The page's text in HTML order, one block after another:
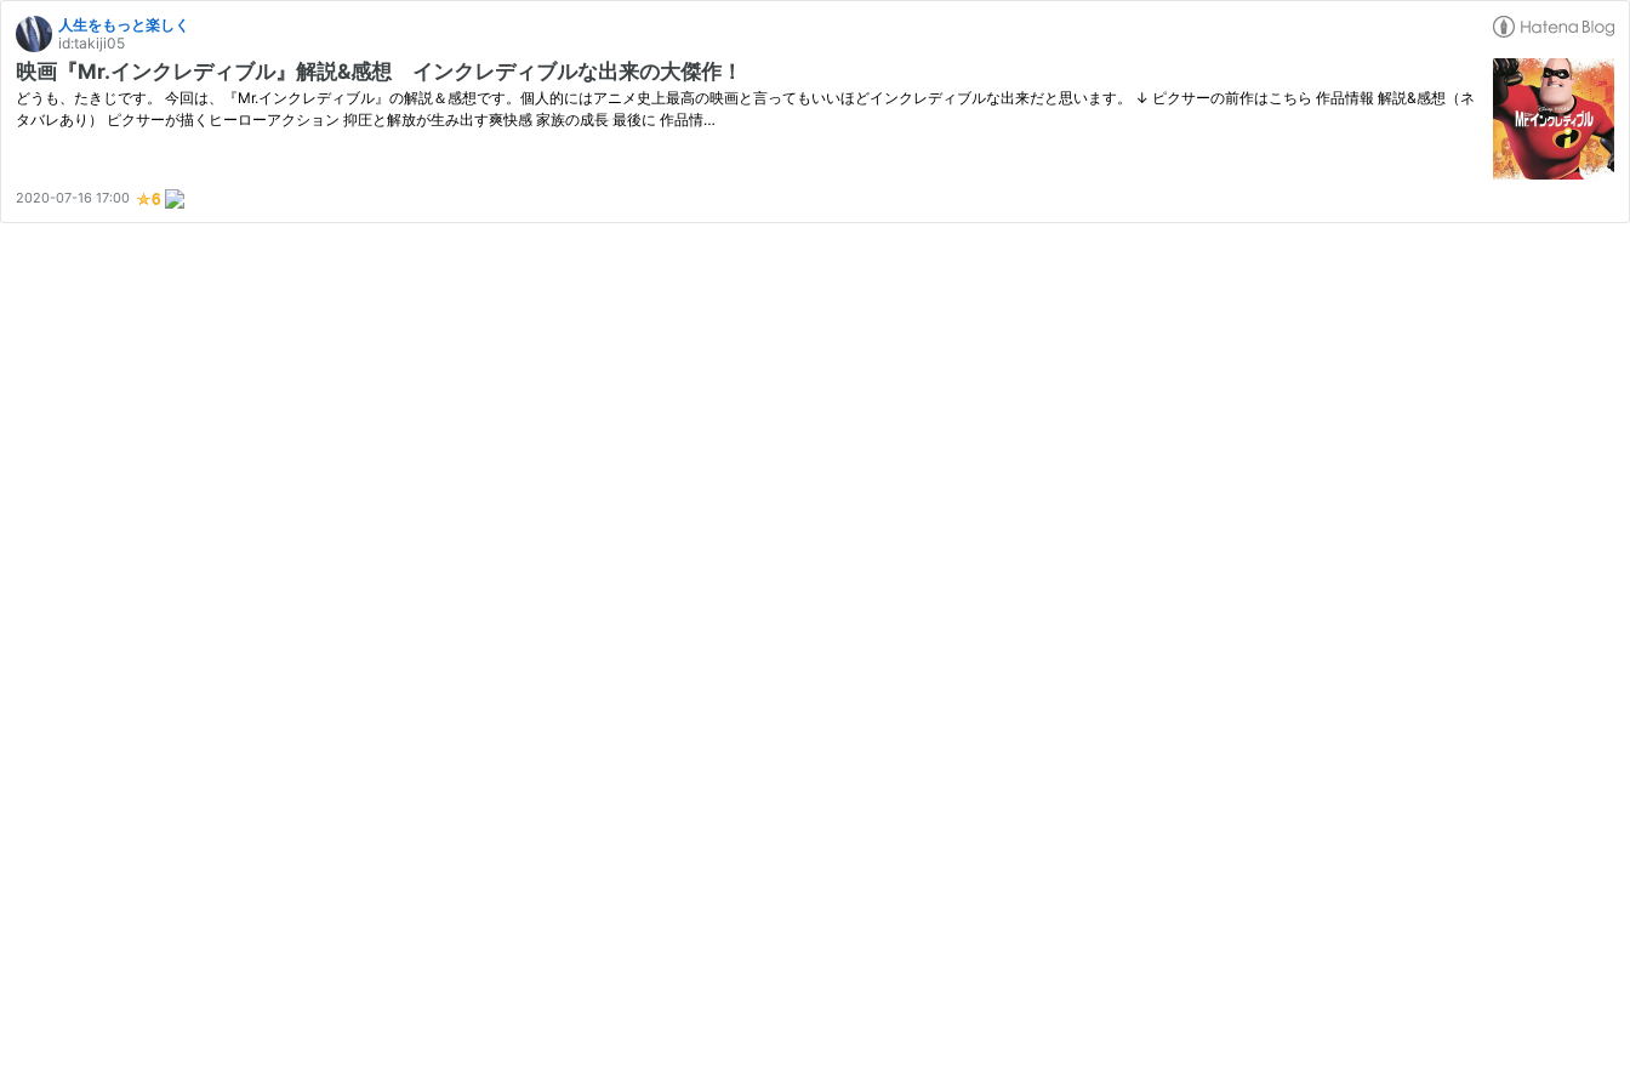
人生をもっと楽しく
id:takiji05
映画『Mr.インクレディブル』解説&感想 インクレディブルな出来の大傑作！
どうも、たきじです。 今回は、『Mr.インクレディブル』の解説＆感想です。個人的にはアニメ史上最高の映画と言ってもいいほどインクレディブルな出来だと思います。 ↓ ピクサーの前作はこちら 作品情報 解説&感想（ネ
タバレあり） ピクサーが描くヒーローアクション 抑圧と解放が生み出す爽快感 家族の成長 最後に 作品情…
2020-07-16 17:00